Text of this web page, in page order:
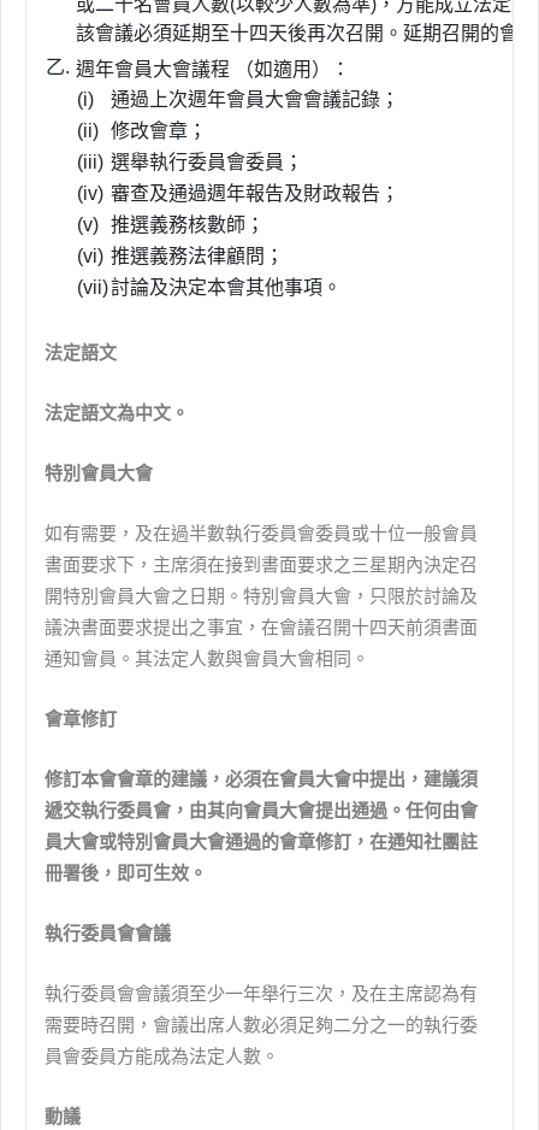
或二十名會員人數(以較少人數為準)，方能成立法定
該會議必須延期至十四天後再次召開。延期召開的會
乙. 週年會員大會議程 （如適用）：
(i)
通過上次週年會員大會會議記錄；
(ii) 修改會章；
(iii) 選舉執行委員會委員；
(iv) 審查及通過週年報告及財政報告；
(v) 推選義務核數師；
(vi) 推選義務法律顧問；
(vii)討論及決定本會其他事項。
法定語文
法定語文為中文。
特別會員大會
如有需要，及在過半數執行委員會委員或十位一般會員
書面要求下，主席須在接到書面要求之三星期內決定召
開特別會員大會之日期。特別會員大會，只限於討論及
議決書面要求提出之事宜，在會議召開十四天前須書面
通知會員。其法定人數與會員大會相同。
會章修訂
修訂本會會章的建議，必須在會員大會中提出，建議須
遞交執行委員會，由其向會員大會提出通過。任何由會
員大會或特別會員大會通過的會章修訂，在通知社團註
冊署後，即可生效。
執行委員會會議
執行委員會會議須至少一年舉行三次，及在主席認為有
需要時召開，會議出席人數必須足夠二分之一的執行委
員會委員方能成為法定人數。
動議